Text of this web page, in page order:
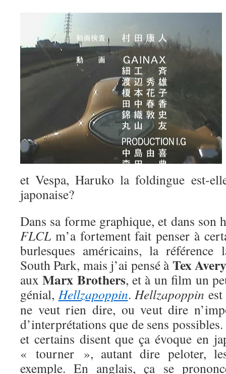
et Vespa, Haruko la foldingue est-
japonaise?
Dans sa forme graphique, et dans son
FLCL m’a fortement fait penser à
burlesques américains, la
South Park, mais j’ai pensé àTex
auxMarx Brothers, et à un film un
génial,Hellzapoppin. Hellzapoppin
ne veut rien dire, ou veut dire
d’interprétations que de sens possibles.
et certains disent que ça évoque en
« tourner », autant dire peloter,
exemple. En anglais, ça se